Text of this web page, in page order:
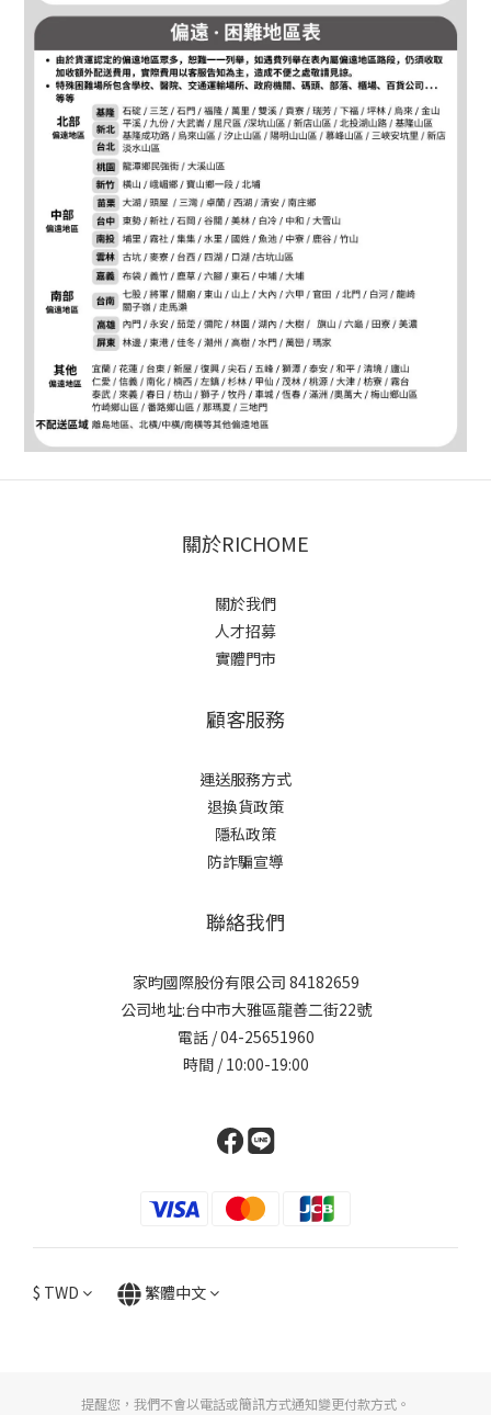
關於RICHOME
關於我們
人才招募
實體門市
顧客服務
運送服務方式
退換貨政策
隱私政策
防詐騙宣導
聯絡我們
家昀國際股份有限公司 84182659
公司地址:台中市大雅區龍善二街22號
電話 / 04-25651960
時間 / 10:00-19:00
$ TWD 繁體中文
提醒您，我們不會以電話或簡訊方式通知變更付款方式。